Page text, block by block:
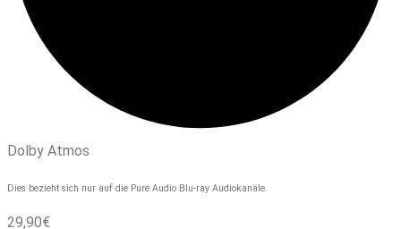
Dolby Atmos
Dies bezieht sich nur auf die Pure Audio Blu-ray Audiokanäle.
29,90€